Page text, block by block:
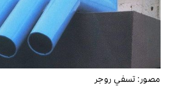
مصور:تسفي روجر